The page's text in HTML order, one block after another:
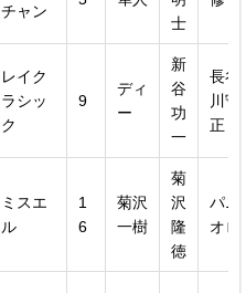
チャン
士
レイク
ラシッ
ク
9
ディ
ー
新
谷
功
一
長谷
川守
正
ミスエ
ル
1
6
菊沢
一樹
菊
沢
隆
徳
パニ
オロ